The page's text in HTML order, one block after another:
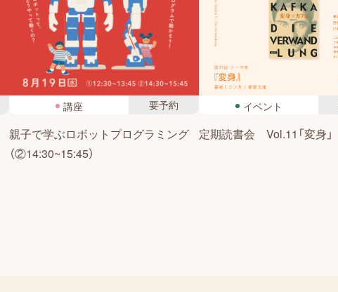
講座 要予約
親子で学ぶロボットプログラミング
（②14:30~15:45）
イベント
定期読書会 Vol.11「変身」